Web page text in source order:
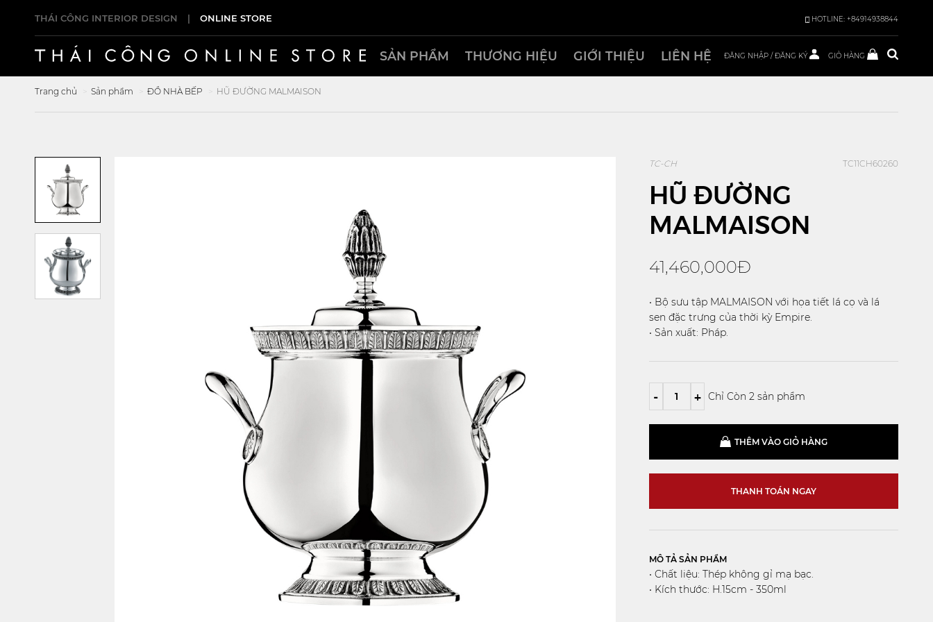
THÁI CÔNG INTERIOR DESIGN | ONLINE STORE HOTLINE: +84914938844
SẢN PHẨM THƯƠNG HIỆU GIỚI THIỆU LIÊN HỆ ĐĂNG NHẬP /ĐĂNG KÝ GIỎ HÀNG
Trang chủ Sản phẩm ĐỒ NHÀ BẾP HŨ ĐƯỜNG MALMAISON
TC-CH TC11CH60260
HŨ ĐƯỜNG
MALMAISON
41,460,000Đ
• Bộ sưu tập MALMAISON với họa tiết lá cọ và lá
sen đặc trưng của thời kỳ Empire.
• Sản xuất: Pháp.
- + Chỉ Còn 2 sản phẩm
THÊM VÀO GIỎ HÀNG
THANH TOÁN NGAY
MÔ TẢ SẢN PHẨM
• Chất liệu: Thép không gỉ mạ bạc.
• Kích thước: H.15cm - 350ml